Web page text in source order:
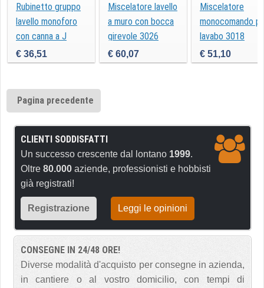
Rubinetto gruppo
lavello monoforo
con canna a J
1012
€ 36,51
Miscelatore lavello
a muro con bocca
girevole 3026
€ 60,07
Miscelatore
monocomando
lavabo 3018
€ 51,10
Pagina precedente
CLIENTI SODDISFATTI
Un successo crescente dal lontano 1999.
Oltre 80.000 aziende, professionisti e hobbisti
già registrati!
Registrazione Leggi le opinioni
CONSEGNE IN 24/48 ORE!
Diverse modalità d'acquisto per consegne in azienda,
in cantiere o al vostro domicilio, con tempi di